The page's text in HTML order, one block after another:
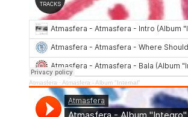
Atmasfera · Atmasfera - Album "Internal"